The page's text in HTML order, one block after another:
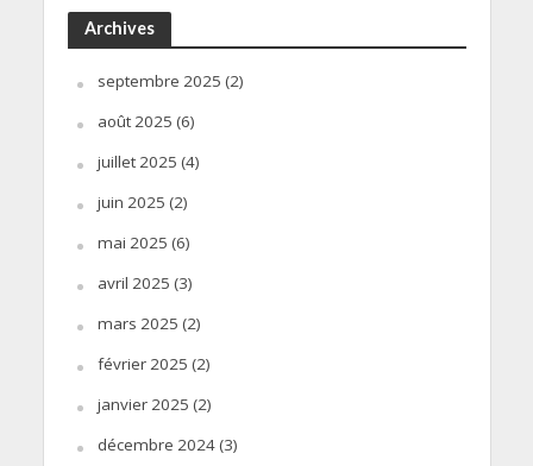
Archives
septembre 2025 (2)
août 2025 (6)
juillet 2025 (4)
juin 2025 (2)
mai 2025 (6)
avril 2025 (3)
mars 2025 (2)
février 2025 (2)
janvier 2025 (2)
décembre 2024(3)